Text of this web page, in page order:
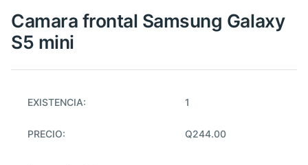
Camara frontal Samsung Galaxy
S5 mini
EXISTENCIA: 1
PRECIO: Q244.00